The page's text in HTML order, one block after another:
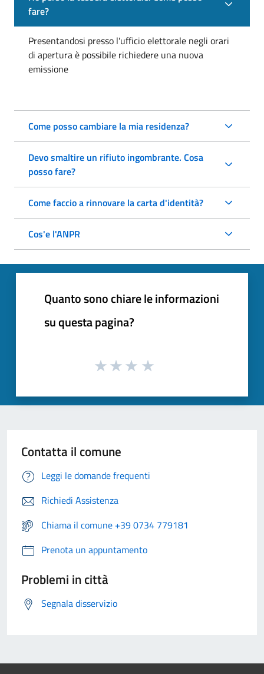
fare?
Presentandosi presso l'ufficio elettorale negli orari
di apertura è possibile richiedere una nuova
emissione
Come posso cambiare la mia residenza?
Devo smaltire un rifiuto ingombrante. Cosa
posso fare?
Come faccio a rinnovare la carta d'identità?
Cos'e l'ANPR
Quanto sono chiare le informazioni
su questa pagina?
Contatta il comune
Leggi le domande frequenti
Richiedi Assistenza
Chiama il comune +39 0734 779181
Prenota un appuntamento
Problemi in città
Segnala disservizio